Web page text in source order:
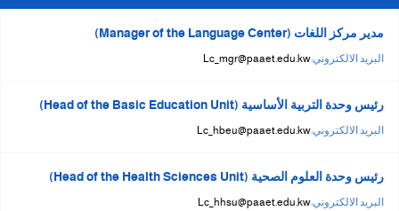
مدير مركز اللغات (Manager of the Language Center)
البريد الالكتروني:Lc_mgr@paaet.edu.kw
رئيس وحدة التربية الأساسية (Head of the Basic Education Unit)
البريد الالكتروني:Lc_hbeu@paaet.edu.kw
رئيس وحدة العلوم الصحية (Head of the Health Sciences Unit)
البريد الالكتروني:Lc_hhsu@paaet.edu.kw